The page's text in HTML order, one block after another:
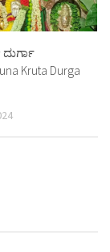
ದುರ್ಗಾ
Kruta Durga